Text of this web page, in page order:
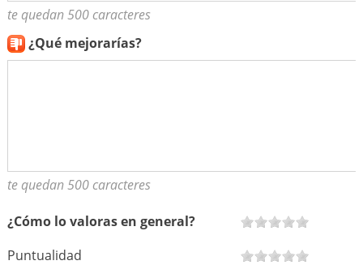
te quedan 500 caracteres
¿Qué mejorarías?
te quedan 500 caracteres
¿Cómo lo valoras en general?
Puntualidad